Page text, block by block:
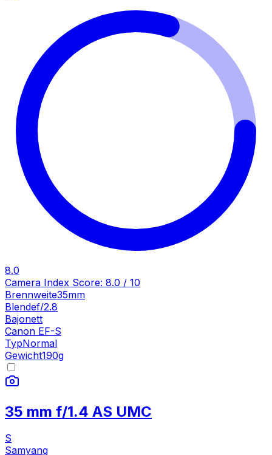
8.0
Camera Index Score: 8.0 / 10
Brennweite35mm
Blendef/2.8
Bajonett
Canon EF-S
TypNormal
Gewicht190g
35 mm f/1.4 AS UMC
S
Samyang